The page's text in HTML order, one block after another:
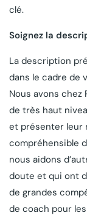
clé.
Soignez la
La description
dans le cadre de
Nous avons chez
de très haut
et présenter leur
compréhensible
nous aidons
doute et qui ont
de grandes
de coach pour